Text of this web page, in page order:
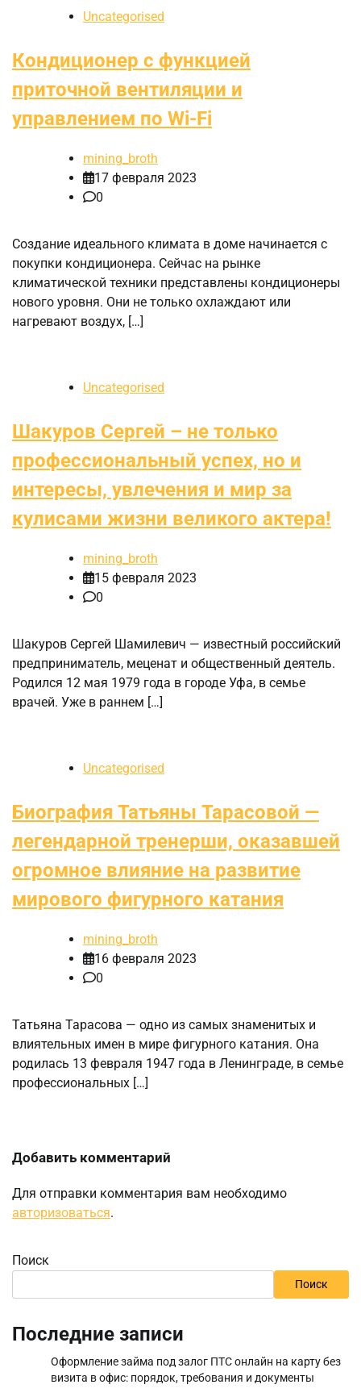
Uncategorised
Кондиционер с функцией
приточной вентиляции и
управлением по Wi-Fi
mining_broth
17 февраля 2023
0
Создание идеального климата в доме начинается с
покупки кондиционера. Сейчас на рынке
климатической техники представлены кондиционеры
нового уровня. Они не только охлаждают или
нагревают воздух, […]
Uncategorised
Шакуров Сергей – не только
профессиональный успех, но и
интересы, увлечения и мир за
кулисами жизни великого актера!
mining_broth
15 февраля 2023
0
Шакуров Сергей Шамилевич — известный российский
предприниматель, меценат и общественный деятель.
Родился 12 мая 1979 года в городе Уфа, в семье
врачей. Уже в раннем […]
Uncategorised
Биография Татьяны Тарасовой —
легендарной тренерши, оказавшей
огромное влияние на развитие
мирового фигурного катания
mining_broth
16 февраля 2023
0
Татьяна Тарасова — одно из самых знаменитых и
влиятельных имен в мире фигурного катания. Она
родилась 13 февраля 1947 года в Ленинграде, в семье
профессиональных […]
Добавить комментарий
Для отправки комментария вам необходимо
авторизоваться.
Поиск
Поиск
Последние записи
Оформление займа под залог ПТС онлайн на карту без
визита в офис: порядок, требования и документы